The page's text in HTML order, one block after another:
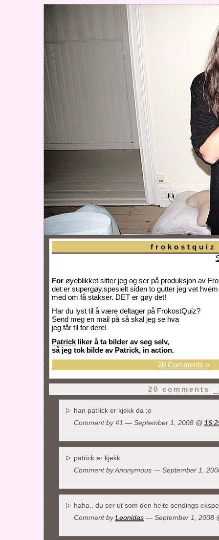
frokostquiz
For øyeblikket sitter jeg og ser på produksjon av
det er supergøy,spesielt siden to gutter jeg vet
med om få stakser. DET er gøy det!
Har du lyst til å være deltager på FrokostQuiz?
Send meg en mail på så skal jeg se hva
jeg får til for dere!
Patrick liker å ta bilder av seg selv,
så jeg tok bilde av Patrick, in action.
20 Comments »
20 comments
han patrick er kjekk da ;o
Comment by #1 — September 1, 2008 @
patrick er kjekk
Comment by Anonymous — September 1,
haha.. du ser ut som den heite sendings
Comment by Leonidas — September 1, 2008